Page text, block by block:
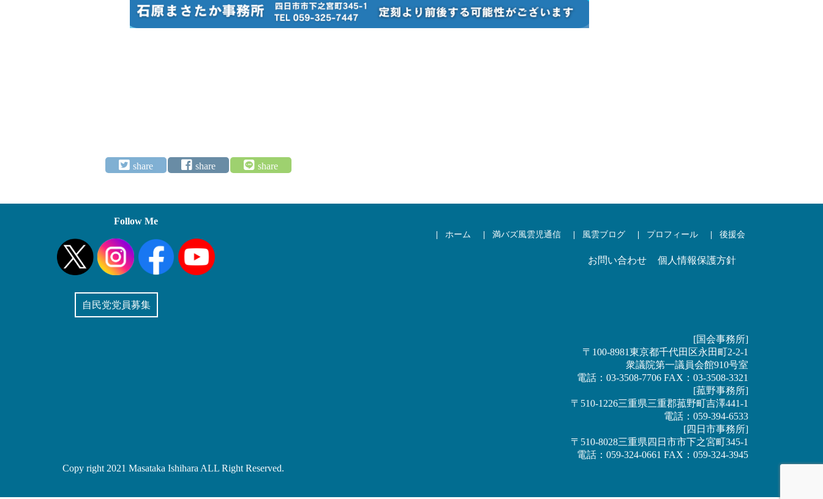
Follow Me
ホーム 満バズ風雲児通信 風雲ブログ プロフィール 後援会
お問い合わせ 個人情報保護方針
自民党党員募集
[国会事務所]
〒100-8981東京都千代田区永田町2-2-1
衆議院第一議員会館910号室
電話：03-3508-7706 FAX：03-3508-3321
[菰野事務所]
〒510-1226三重県三重郡菰野町吉澤441-1
電話：059-394-6533
[四日市事務所]
〒510-8028三重県四日市市下之宮町345-1
電話：059-324-0661 FAX：059-324-3945
Copy right 2021 Masataka Ishihara ALL Right Reserved.